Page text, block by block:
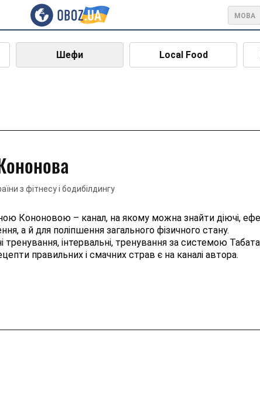
МОВА
Шефи Local Food
з фітнесу і бодибілдингу
Кононовою – канал, на якому можна знайти діючі,
а й для поліпшення загального фізичного стану.
інтервальні, тренування за системою
правильних і смачних страв є на каналі автора.